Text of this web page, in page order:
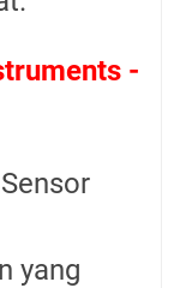
-
yang